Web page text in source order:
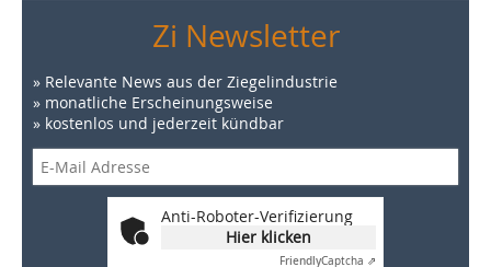
Zi Newsletter
» Relevante News aus der Ziegelindustrie
» monatliche Erscheinungsweise
» kostenlos und jederzeit kündbar
Anti-Roboter-Verifizierung
Hier klicken
FriendlyCaptcha ⇗